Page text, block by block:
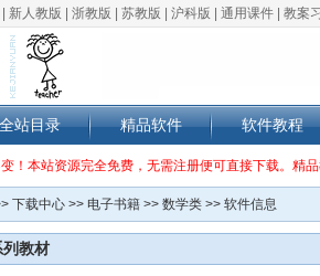
新人教版 浙教版 苏教版 沪科版 通用课件 教案
全站目录 精品软件 软件教程
！本站资源完全免费，无需注册便可直接下载。精
下载中心 >> 电子书籍 >> 数学类 >> 软件信息
教材